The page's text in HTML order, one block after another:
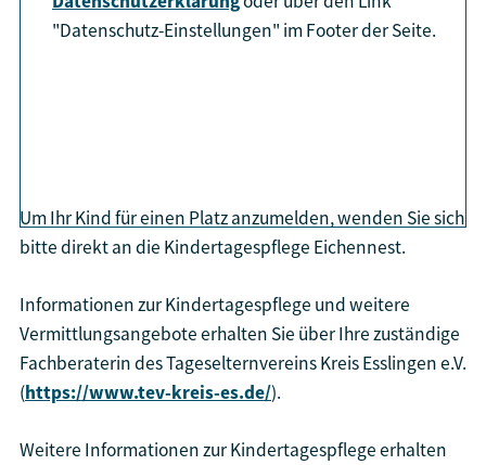
"Datenschutz-Einstellungen" im Footer der Seite.
Um Ihr Kind für einen Platz anzumelden, wenden Sie sich
bitte direkt an die Kindertagespflege Eichennest.
Informationen zur Kindertagespflege und weitere
Vermittlungsangebote erhalten Sie über Ihre zuständige
Fachberaterin des Tageselternvereins Kreis Esslingen e.V.
(https://www.tev-kreis-es.de/).
Weitere Informationen zur Kindertagespflege erhalten